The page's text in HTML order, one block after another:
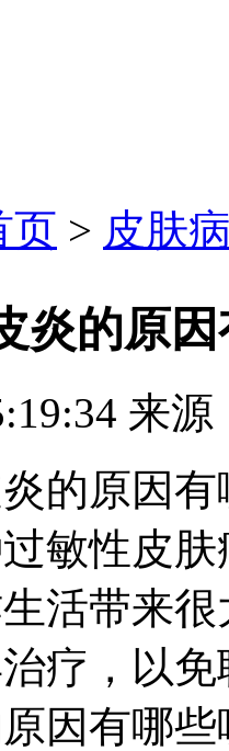
页 > 皮肤
炎的原
来
的原因
敏性皮
活带来
疗，以
因有哪些